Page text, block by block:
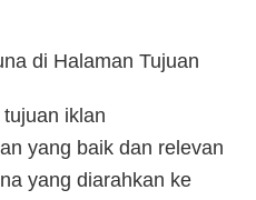
di Halaman Tujuan
iklan
yang baik dan relevan
yang diarahkan ke